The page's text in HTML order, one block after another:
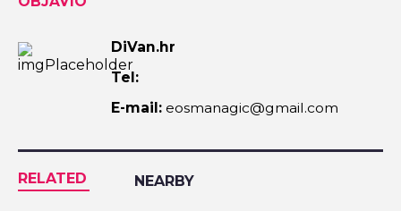
DiVan.hr
Tel:
E-mail: eosmanagic@gmail.com
RELATED NEARBY